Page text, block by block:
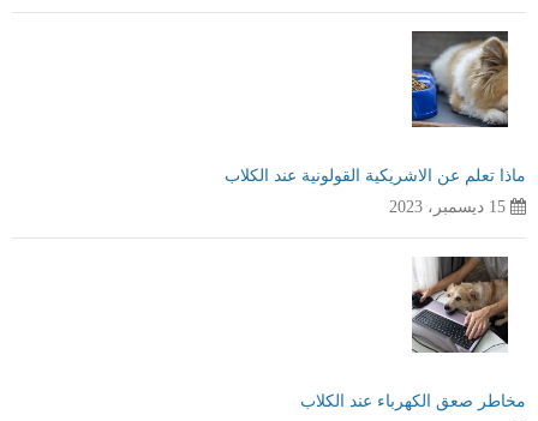
ماذا تعلم عن الاشريكية القولونية عند الكلاب
15 ديسمبر، 2023
مخاطر صعق الكهرباء عند الكلاب